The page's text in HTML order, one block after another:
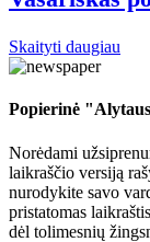
Skaityti daugiau
Popierinė
Norėdami
laikraščio versiją
nurodykite savo
pristatomas
dėl tolimesnių